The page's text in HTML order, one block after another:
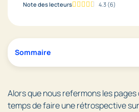
Note des lecteurs 4.3 (6)
Sommaire
Alors que nous refermons les pages
temps de faire une rétrospective